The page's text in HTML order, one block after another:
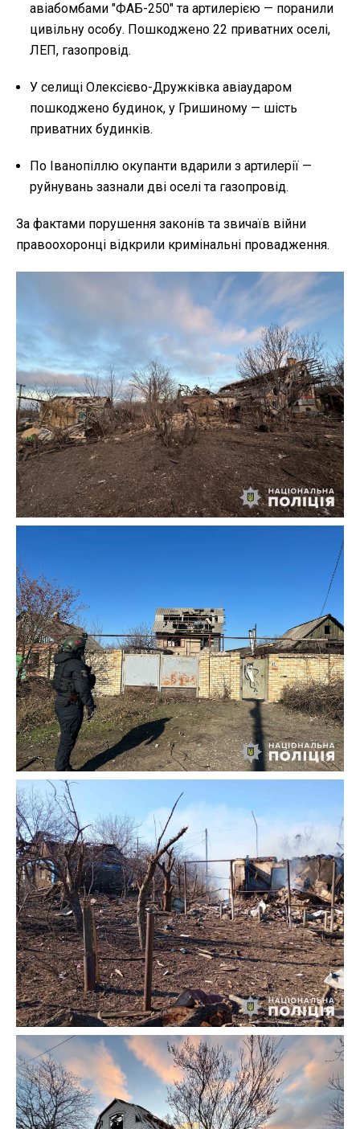
авіабомбами "ФАБ-250" та артилерією — поранили
цивільну особу. Пошкоджено 22 приватних оселі,
ЛЕП, газопровід.
У селищі Олексієво-Дружківка авіаударом
пошкоджено будинок, у Гришиному — шість
приватних будинків.
По Іванопіллю окупанти вдарили з артилерії —
руйнувань зазнали дві оселі та газопровід.
За фактами порушення законів та звичаїв війни
правоохоронці відкрили кримінальні провадження.